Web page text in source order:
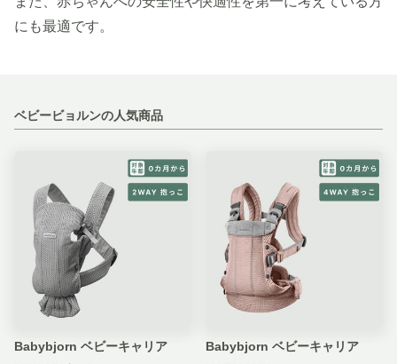
にも最適です。
ベビービョルンの人気商品
Babybjorn ベビーキャリア
Babybjorn ベビーキャリア